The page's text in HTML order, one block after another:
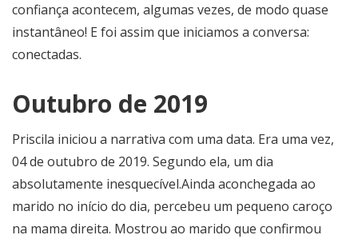
confiança acontecem, algumas vezes, de modo quase
instantâneo! E foi assim que iniciamos a conversa:
conectadas.
Outubro de 2019
Priscila iniciou a narrativa com uma data. Era uma vez,
04 de outubro de 2019. Segundo ela, um dia
absolutamente inesquecível.Ainda aconchegada ao
marido no início do dia, percebeu um pequeno caroço
na mama direita. Mostrou ao marido que confirmou